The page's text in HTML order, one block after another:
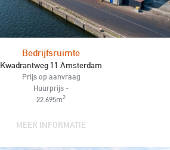
Bedrijfsruimte
Kwadrantweg 11 Amsterdam
Prijs op aanvraag
Huurprijs -
22.695m2
MEER INFORMATIE